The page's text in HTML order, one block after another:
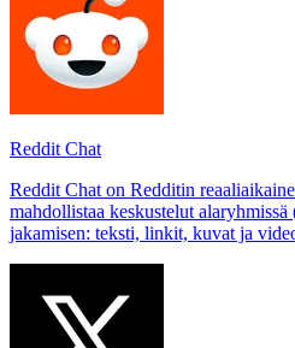
Reddit Chat
Reddit Chat on Redditin
mahdollistaa keskustelut
jakamisen: teksti, linkit, kuvat ja